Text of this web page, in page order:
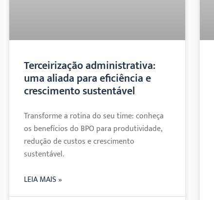
Terceirização administrativa:
uma aliada para eficiência e
crescimento sustentável
Transforme a rotina do seu time: conheça
os benefícios do BPO para produtividade,
redução de custos e crescimento
sustentável.
LEIA MAIS »